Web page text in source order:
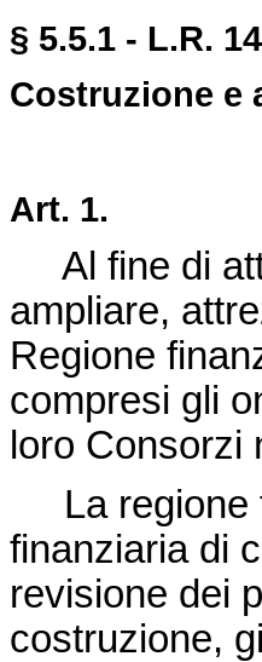
§ 5.5.1 - L.R.
Costruzione e
Art. 1.
Al fine di
ampliare,
Regione
compresi gli
loro Consorzi
La regione
finanziaria di
revisione dei
costruzione,